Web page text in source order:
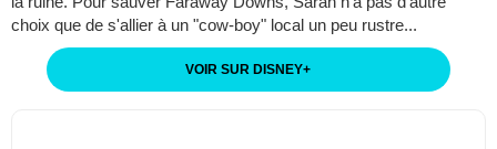
choix que de s'allier à un "cow-boy" local un peu rustre...
VOIR SUR DISNEY+